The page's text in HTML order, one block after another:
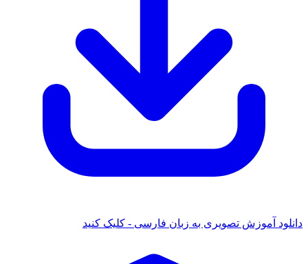
آموزش تصویری به زبان فارسی - کلیک کنید